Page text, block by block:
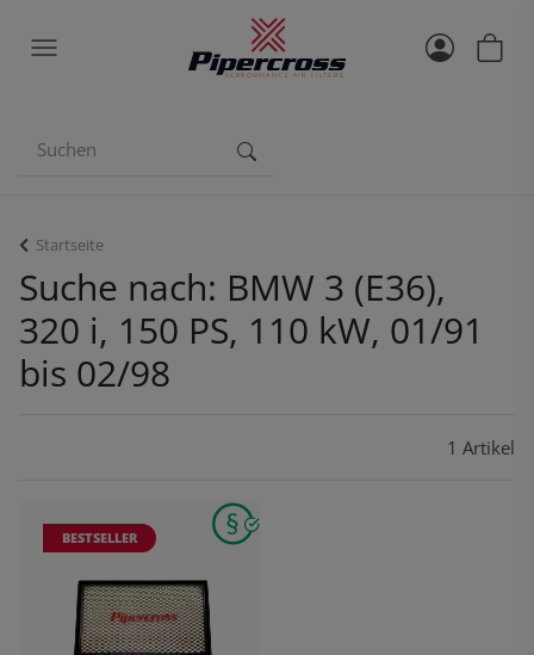
Startseite
Suche nach: BMW 3 (E36),
320 i, 150 PS, 110 kW, 01/91
bis 02/98
1 Artikel
BESTSELLER